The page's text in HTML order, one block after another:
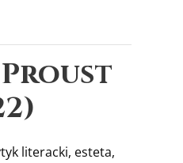
literacki, esteta,